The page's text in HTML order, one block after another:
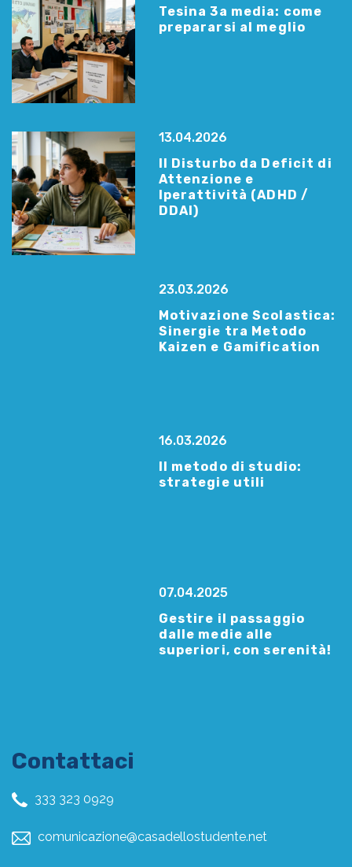
Tesina 3a media: come
prepararsi al meglio
13.04.2026
Il Disturbo da Deficit di
Attenzione e
Iperattività (ADHD /
DDAI)
23.03.2026
Motivazione Scolastica:
Sinergie tra Metodo
Kaizen e Gamification
16.03.2026
Il metodo di studio:
strategie utili
07.04.2025
Gestire il passaggio
dalle medie alle
superiori, con serenità!
Contattaci
333 323 0929
comunicazione@casadellostudente.net